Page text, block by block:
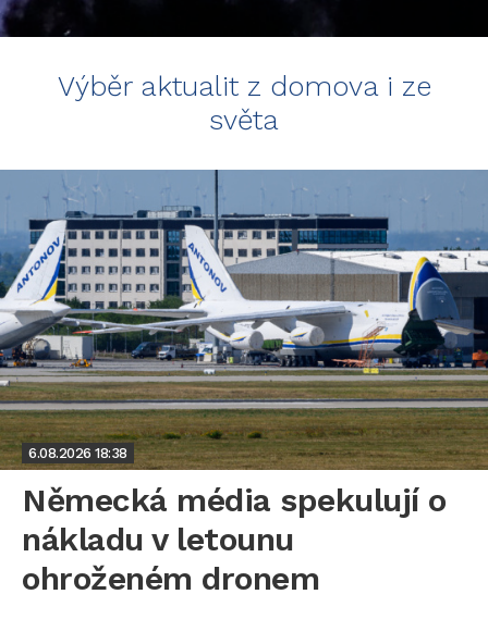
Výběr aktualit z domova i ze
světa
Německá média spekulují o
nákladu v letounu
ohroženém dronem
6.08.2026 18:38